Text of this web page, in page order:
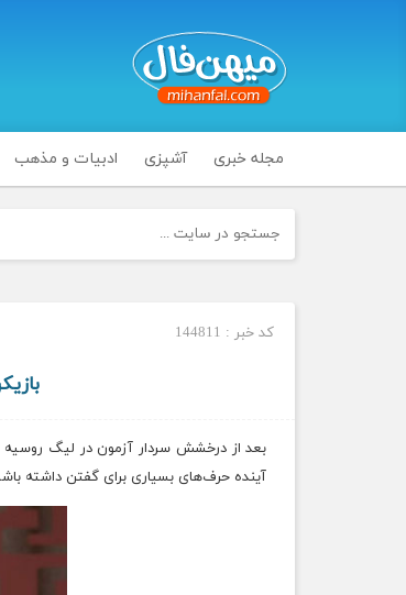
مجله خبری آشپزی ادبیات و مذهب
کد خبر : 144811
بعد از درخشش سردار آزمون در لیگ روسیه
آینده حرف‌های بسیاری برای گفتن داشته باشد. نوجوانی ۱۲ ساله به